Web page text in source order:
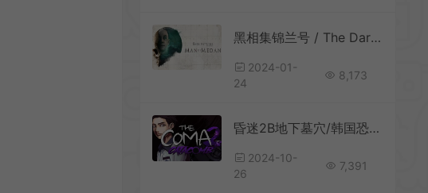
黑相集锦兰号 / The Dark Pictures Anthology Man of Medan 电影式恐怖游戏
2024-01-
24
8,173
昏迷2B地下墓穴/韩国恐怖冒险游戏 The Coma 2B Catacomb 下载
2024-10-
26
7,391